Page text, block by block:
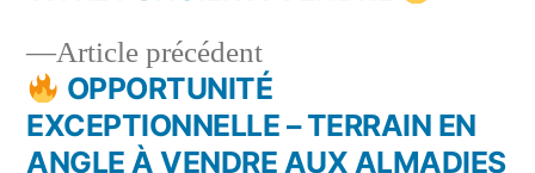
l’article
Article précédentArticle
précédent :
OPPORTUNITÉ
EXCEPTIONNELLE – TERRAIN EN
ANGLE À VENDRE AUX ALMADIES